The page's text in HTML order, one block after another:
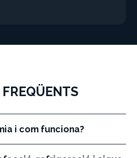
i com funciona?